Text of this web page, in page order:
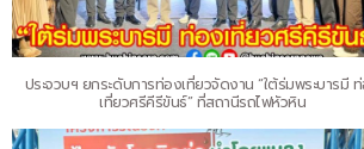
ประจวบฯ ยกระดับการท่องเที่ยวจัดงาน “ใต้ร่มพระบารมี
เที่ยวศรีคีรีขันธ์” ที่สถานีรถไฟหัวหิน